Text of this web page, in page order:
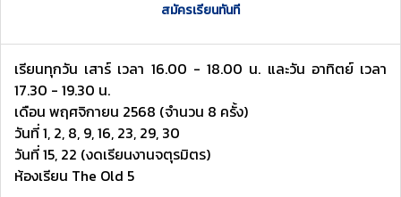
สมัครเรียนทันที
เรียนทุกวัน เสาร์ เวลา 16.00 - 18.00 น. และวัน อาทิตย์ เวลา
17.30 - 19.30 น.
เดือน พฤศจิกายน 2568 (จำนวน 8 ครั้ง)
วันที่ 1, 2, 8, 9, 16, 23, 29, 30
วันที่ 15, 22 (งดเรียนงานจตุรมิตร)
ห้องเรียน The Old 5